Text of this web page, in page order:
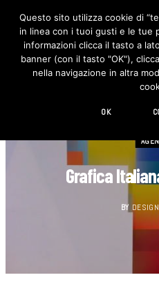
Grafica
BY
Questo sito utilizza cookie di
in linea con i tuoi gusti e le tue
informazioni clicca il tasto a
banner (con il tasto "OK"),
nella navigazione in altra
OK